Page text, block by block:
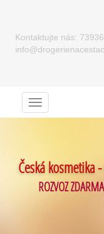
Kontaktujte nás:
Menu
Česká kosmetika
ROZVOZ